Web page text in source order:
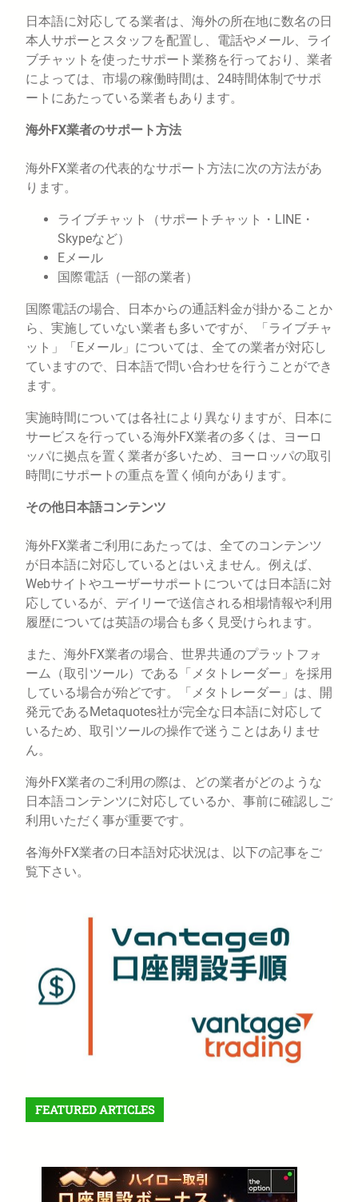
日本語に対応してる業者は、海外の所在地に数名の日
本人サポーとスタッフを配置し、電話やメール、ライ
ブチャットを使ったサポート業務を行っており、業者
によっては、市場の稼働時間は、24時間体制でサポ
ートにあたっている業者もあります。
海外FX業者のサポート方法
海外FX業者の代表的なサポート方法に次の方法があ
ります。
ライブチャット（サポートチャット・LINE・
Skypeなど）
Eメール
国際電話（一部の業者）
国際電話の場合、日本からの通話料金が掛かることか
ら、実施していない業者も多いですが、「ライブチャ
ット」「Eメール」については、全ての業者が対応し
ていますので、日本語で問い合わせを行うことができ
ます。
実施時間については各社により異なりますが、日本に
サービスを行っている海外FX業者の多くは、ヨーロ
ッパに拠点を置く業者が多いため、ヨーロッパの取引
時間にサポートの重点を置く傾向があります。
その他日本語コンテンツ
海外FX業者ご利用にあたっては、全てのコンテンツ
が日本語に対応しているとはいえません。例えば、
Webサイトやユーザーサポートについては日本語に対
応しているが、デイリーで送信される相場情報や利用
履歴については英語の場合も多く見受けられます。
また、海外FX業者の場合、世界共通のプラットフォ
ーム（取引ツール）である「メタトレーダー」を採用
している場合が殆どです。「メタトレーダー」は、開
発元であるMetaquotes社が完全な日本語に対応して
いるため、取引ツールの操作で迷うことはありませ
ん。
海外FX業者のご利用の際は、どの業者がどのような
日本語コンテンツに対応しているか、事前に確認しご
利用いただく事が重要です。
各海外FX業者の日本語対応状況は、以下の記事をご
覧下さい。
FEATURED ARTICLES